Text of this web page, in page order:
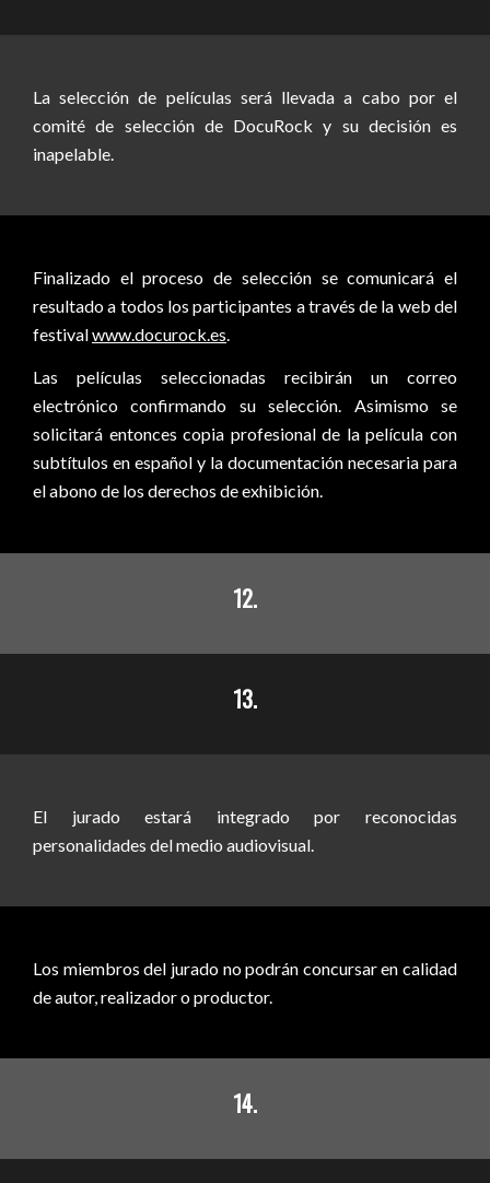
La selección de películas será llevada a cabo por el
comité de selección de DocuRock y su decisión es
inapelable.
Finalizado el proceso de selección se comunicará el
resultado a todos los participantes a través de la web del
festivalwww.docurock.es
Las películas seleccionadas recibirán un correo
electrónico confirmando su selección. Asimismo se
solicitará entonces copia profesional de la película con
subtítulos en español y la documentación necesaria para
el abono de los derechos de exhibición.
12.
13.
El jurado estará integrado por reconocidas
personalidades del medio audiovisual.
Los miembros del jurado no podrán concursar en calidad
de autor, realizador o productor.
14.